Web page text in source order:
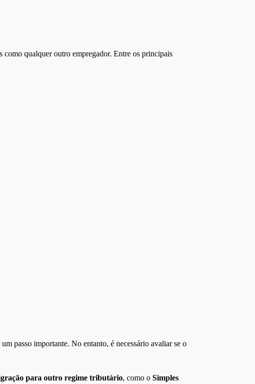
como qualquer outro empregador. Entre os principais
passo importante. No entanto, é necessário avaliar se o
para outro regime tributário, como o Simples